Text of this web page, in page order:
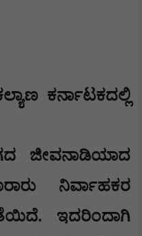
ಕರ್ನಾಟಕದಲ್ಲಿ
ಜೀವನಾಡಿಯಾದ
ನಿರ್ವಾಹಕರ
ಇದರಿಂದಾಗಿ